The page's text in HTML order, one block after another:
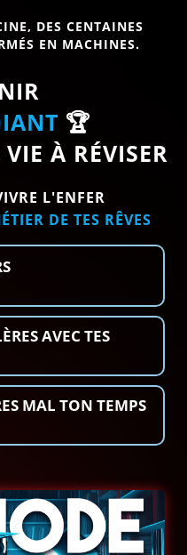
DES CENTAINES
EN MACHINES.
🏆
À RÉVISER
L'ENFER
DE TES RÊVES
AVEC TES
MAL TON TEMPS